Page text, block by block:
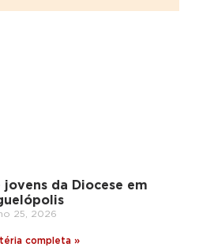
jovens da Diocese em
25, 2026
completa »